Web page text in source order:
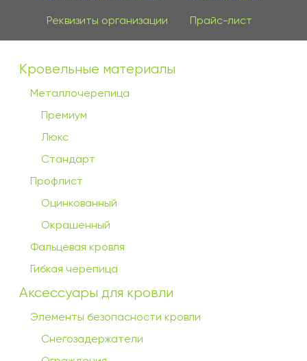
Реквизиты организации Прайс-лист
Кровельные материалы
Металлочерепица
Премиум
Люкс
Стандарт
Профлист
Оцинкованный
Окрашенный
Фальцевая кровля
Гибкая черепица
Аксессуары для кровли
Элементы безопасности кровли
Снегозадержатели